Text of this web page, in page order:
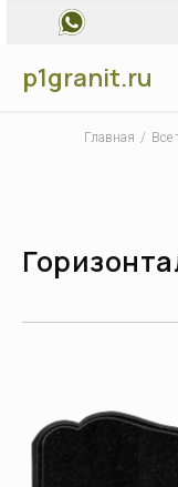
p1granit.ru
Главная / Все